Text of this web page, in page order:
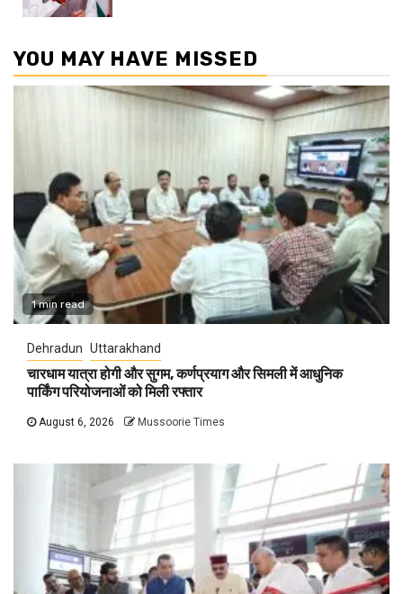
YOU MAY HAVE MISSED
1 min read
Dehradun Uttarakhand
चारधाम यात्रा होगी और सुगम, कर्णप्रयाग और सिमली में आधुनिक
पार्किंग परियोजनाओं को मिली रफ्तार
August 6, 2026 Mussoorie Times